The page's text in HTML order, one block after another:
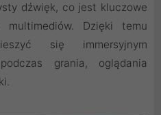
dźwięk, co jest kluczowe
Dzięki temu
się immersyjnym
grania, oglądania